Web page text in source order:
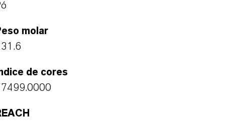
molar
de cores